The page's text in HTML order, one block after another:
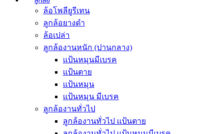
ล้อโพลียูรีเทน
ลูกล้อยางดำ
ล้อเปล่า
ลูกล้องานหนัก (ปานกลาง)
แป้นหมุนมีเบรค
แป้นตาย
แป้นหมุน
แป้นหมุน มีเบรค
ลูกล้องานทั่วไป
ลูกล้องานทั่วไป เเป้นตาย